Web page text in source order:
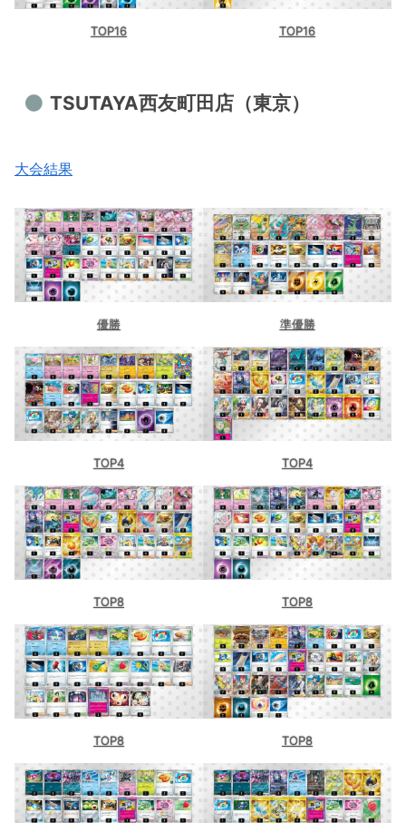
TOP16 TOP16
TSUTAYA西友町田店（東京）
大会結果
優勝 準優勝
TOP4 TOP4
TOP8 TOP8
TOP8 TOP8